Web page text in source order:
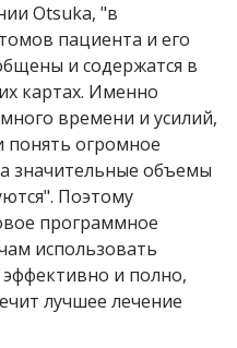
Otsuka, "в
пациента и его
и содержатся в
картах. Именно
времени и усилий,
понять огромное
значительные объемы
Поэтому
программное
использовать
и полно,
лучшее лечение